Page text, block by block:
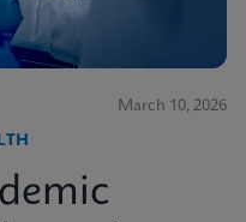
March 10, 2026